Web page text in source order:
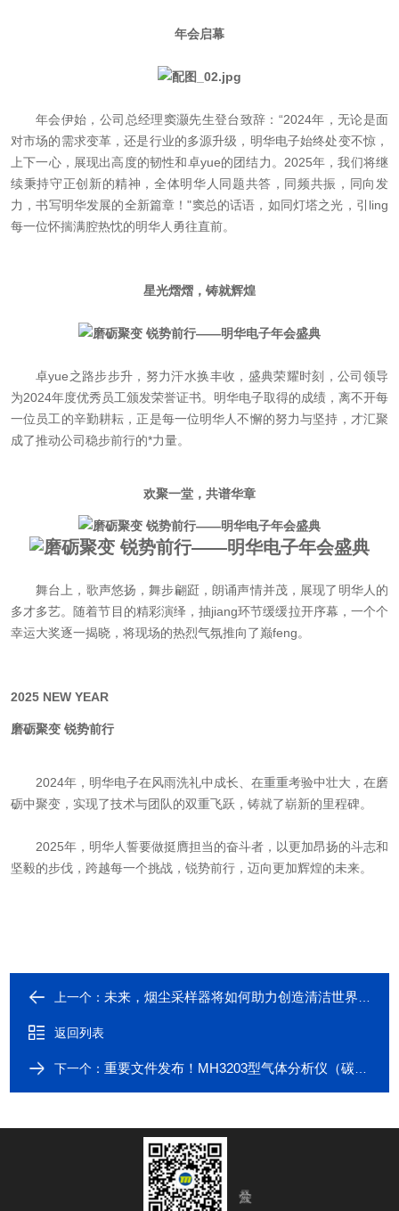
年会启幕
年会伊始，公司总经理窦灏先生登台致辞：“2024年，无论是面
对市场的需求变革，还是行业的多源升级，明华电子始终处变不惊，
上下一心，展现出高度的韧性和卓yue的团结力。2025年，我们将继
续秉持守正创新的精神，全体明华人同题共答，同频共振，同向发
力，书写明华发展的全新篇章！"窦总的话语，如同灯塔之光，引ling
每一位怀揣满腔热忱的明华人勇往直前。
星光熠熠，铸就辉煌
卓yue之路步步升，努力汗水换丰收，盛典荣耀时刻，公司领导
为2024年度优秀员工颁发荣誉证书。明华电子取得的成绩，离不开每
一位员工的辛勤耕耘，正是每一位明华人不懈的努力与坚持，才汇聚
成了推动公司稳步前行的*力量。
欢聚一堂，共谱华章
舞台上，歌声悠扬，舞步翩跹，朗诵声情并茂，展现了明华人的
多才多艺。随着节目的精彩演绎，抽jiang环节缓缓拉开序幕，一个个
幸运大奖逐一揭晓，将现场的热烈气氛推向了巅feng。
2025 NEW YEAR
磨砺聚变 锐势前行
2024年，明华电子在风雨洗礼中成长、在重重考验中壮大，在磨
砺中聚变，实现了技术与团队的双重飞跃，铸就了崭新的里程碑。
2025年，明华人誓要做挺膺担当的奋斗者，以更加昂扬的斗志和
坚毅的步伐，跨越每一个挑战，锐势前行，迈向更加辉煌的未来。
上一个：未来，烟尘采样器将如何助力创造清洁世界？
返回列表
下一个：重要文件发布！MH3203型气体分析仪（碳排放）精准助力产品碳足迹核算